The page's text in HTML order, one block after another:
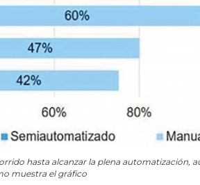
hasta alcanzar la plena automatización,
muestra el gráfico